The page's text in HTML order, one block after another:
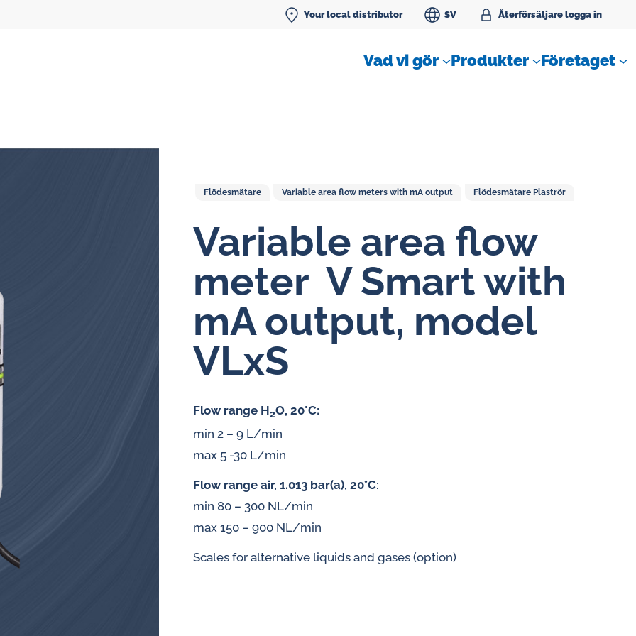
Your local distributor SV Åter­för­säl­ja­re logga in
Vad vi gör Produkter
Övervakningssystem för
Induktiva larm- och pulsgivare
för oljeflödesmätare
SLM Flödesmätare för
tätningvatten
Konstantflödesregulator för
Företaget
Flödesmätare Variable area flow meters with mA output Flödesmätare Plaströr
Variable area flow
meter ­ V Smart with
mA output,­ model
VLxS
Flow range H2O, 20°C:
min 2 – 9 L/min
max 5 -30 L/min
Flow range air, 1.013 bar(a), 20°C:
min 80 – 300 NL/min
max 150 – 900 NL/min
Scales for alternative liquids and gases (option)